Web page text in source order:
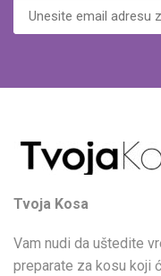
Tvoja Kosa
Vam nudi da uštedite
preparate za kosu koji